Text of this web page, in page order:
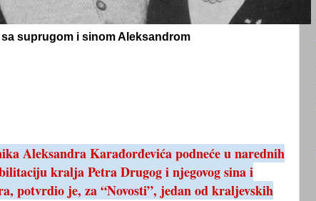
sa suprugom i sinom Aleksandrom
Aleksandra Karađorđevića podneće u narednih
kralja Petra Drugog i njegovog sina i
potvrdio je, za “Novosti”, jedan od kraljevskih